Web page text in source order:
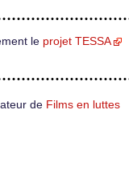
le projet TESSA
de Films en luttes